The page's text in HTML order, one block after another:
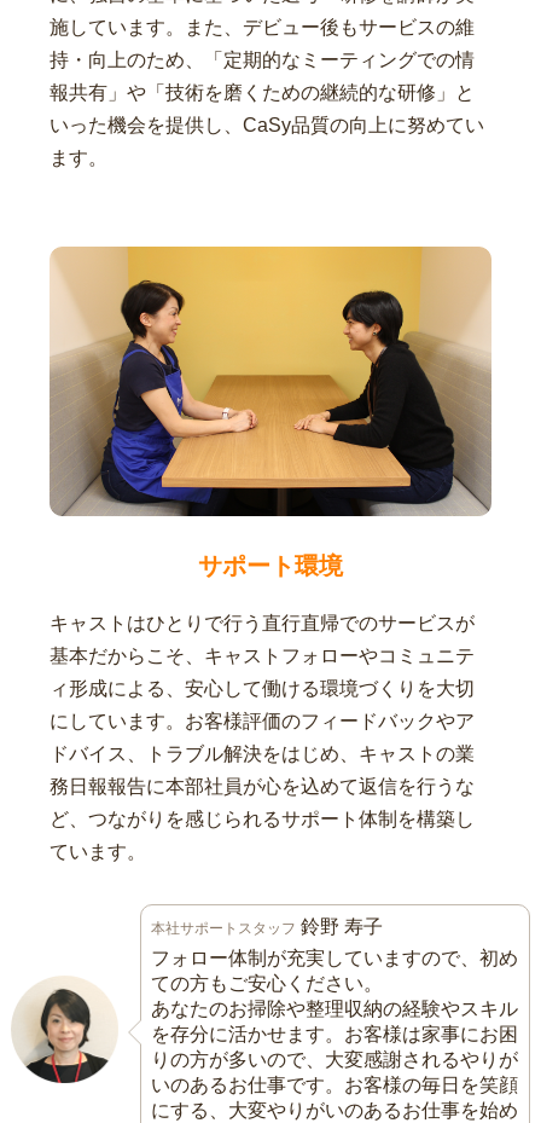
施しています。また、デビュー後もサービスの維
持・向上のため、「定期的なミーティングでの情
報共有」や「技術を磨くための継続的な研修」と
いった機会を提供し、CaSy品質の向上に努めてい
ます。
サポート環境
キャストはひとりで行う直行直帰でのサービスが
基本だからこそ、キャストフォローやコミュニテ
ィ形成による、安心して働ける環境づくりを大切
にしています。お客様評価のフィードバックやア
ドバイス、トラブル解決をはじめ、キャストの業
務日報報告に本部社員が心を込めて返信を行うな
ど、つながりを感じられるサポート体制を構築し
ています。
本社サポートスタッフ 鈴野 寿子
フォロー体制が充実していますので、初め
ての方もご安心ください。
あなたのお掃除や整理収納の経験やスキル
を存分に活かせます。お客様は家事にお困
りの方が多いので、大変感謝されるやりが
いのあるお仕事です。お客様の毎日を笑顔
にする、大変やりがいのあるお仕事を始め